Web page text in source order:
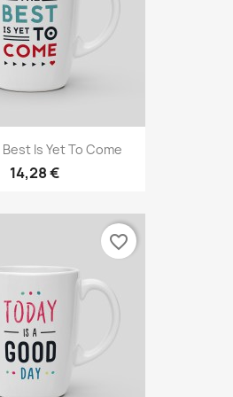
Is Yet To Come
14,28 €
favorite_border